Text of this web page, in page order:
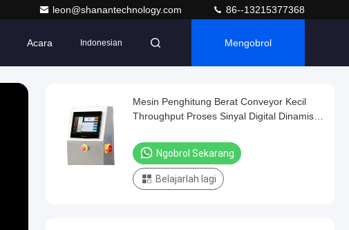
leon@shanantechnology.com 86--13215377368
Acara Indonesian Mengobrol
Mesin Penghitung Berat Conveyor Kecil
Throughput Proses Sinyal Digital Dinamis
Ngobrol Sekarang
Belajarlah lagi